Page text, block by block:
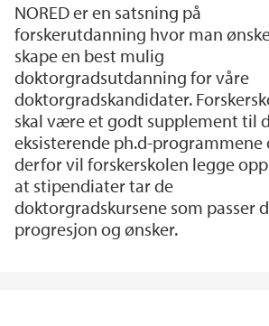
NORED er en satsning på
forskerutdanning hvor man
skape en best mulig
doktorgradsutdanning for våre
doktorgradskandidater.
skal være et godt supplement til
eksisterende ph.d-programmene
derfor vil forskerskolen legge
at stipendiater tar de
doktorgradskursene som passer
progresjon og ønsker.